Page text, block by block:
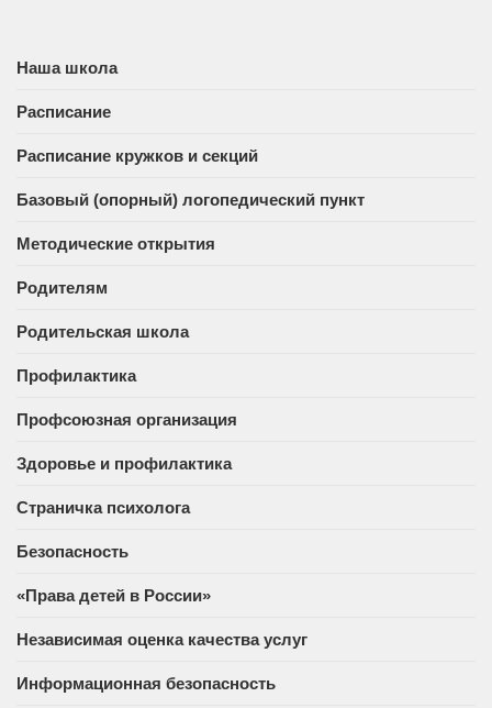
Наша школа
Расписание
Расписание кружков и секций
Базовый (опорный) логопедический пункт
Методические открытия
Родителям
Родительская школа
Профилактика
Профсоюзная организация
Здоровье и профилактика
Страничка психолога
Безопасность
«Права детей в России»
Независимая оценка качества услуг
Информационная безопасность